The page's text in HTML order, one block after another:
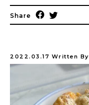
Share
2022.03.17 Written By